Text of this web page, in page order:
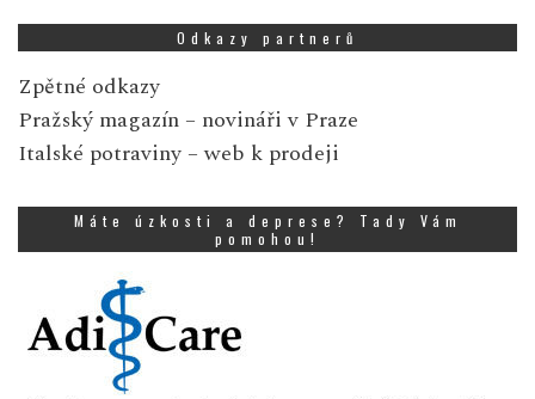
Odkazy partnerů
Zpětné odkazy
Pražský magazín – novináři v Praze
Italské potraviny – web k prodeji
Máte úzkosti a deprese? Tady Vám
pomohou!